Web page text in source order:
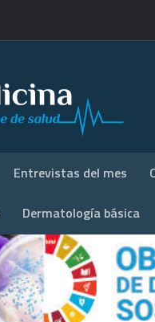
Entrevistas del mes
Dermatología básica